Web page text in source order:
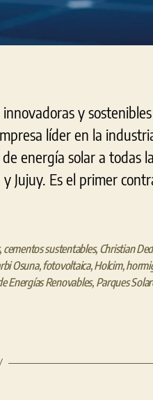
y
líder en la
energía solar a todas
Jujuy. Es el primer
, cementos sustentables, Christian
Osuna,fotovoltaica,Holcim,
Energías Renovables, Parques